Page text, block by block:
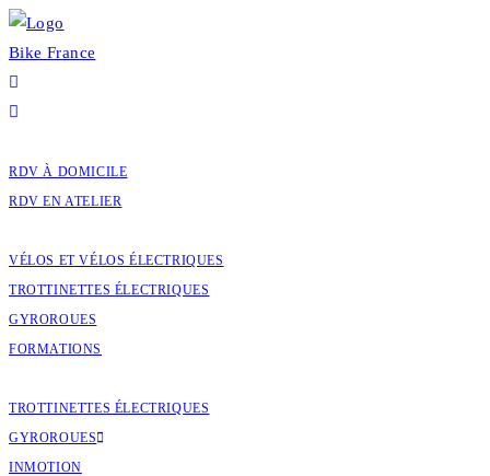
Skip
to
content
RDV À DOMICILE
RDV EN ATELIER
VÉLOS ET VÉLOS ÉLECTRIQUES
TROTTINETTES ÉLECTRIQUES
GYROROUES
FORMATIONS
TROTTINETTES ÉLECTRIQUES
GYROROUES
INMOTION